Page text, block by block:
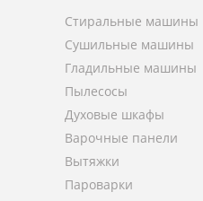
Стиральные машины
Сушильные машины
Гладильные машины
Пылесосы
Духовые шкафы
Варочные панели
Вытяжки
Пароварки